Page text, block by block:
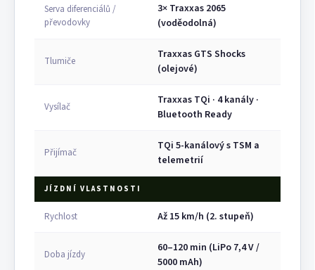
Serva diferenciálů /
převodovky
3× Traxxas 2065
(voděodolná)
Tlumiče
Traxxas GTS Shocks
(olejové)
Vysílač
Traxxas TQi · 4 kanály ·
Bluetooth Ready
Přijímač
TQi 5-kanálový s TSM a
telemetrií
JÍZDNÍ VLASTNOSTI
Rychlost Až 15 km/h (2. stupeň)
Doba jízdy
60–120 min (LiPo 7,4 V /
5000 mAh)